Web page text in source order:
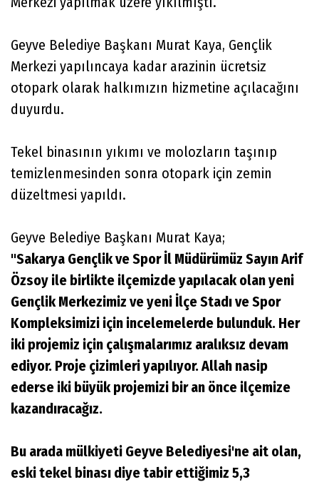
Geyve Belediye Başkanı Murat Kaya, Gençlik
Merkezi yapılıncaya kadar arazinin ücretsiz
otopark olarak halkımızın hizmetine açılacağını
duyurdu.
Tekel binasının yıkımı ve molozların taşınıp
temizlenmesinden sonra otopark için zemin
düzeltmesi yapıldı.
Geyve Belediye Başkanı Murat Kaya;
"Sakarya Gençlik ve Spor İl Müdürümüz Sayın Arif
Özsoy ile birlikte ilçemizde yapılacak olan yeni
Gençlik Merkezimiz ve yeni İlçe Stadı ve Spor
Kompleksimizi için incelemelerde bulunduk. Her
iki projemiz için çalışmalarımız aralıksız devam
ediyor. Proje çizimleri yapılıyor. Allah nasip
ederse iki büyük projemizi bir an önce ilçemize
kazandıracağız.
Bu arada mülkiyeti Geyve Belediyesi'ne ait olan,
eski tekel binası diye tabir ettiğimiz 5,3